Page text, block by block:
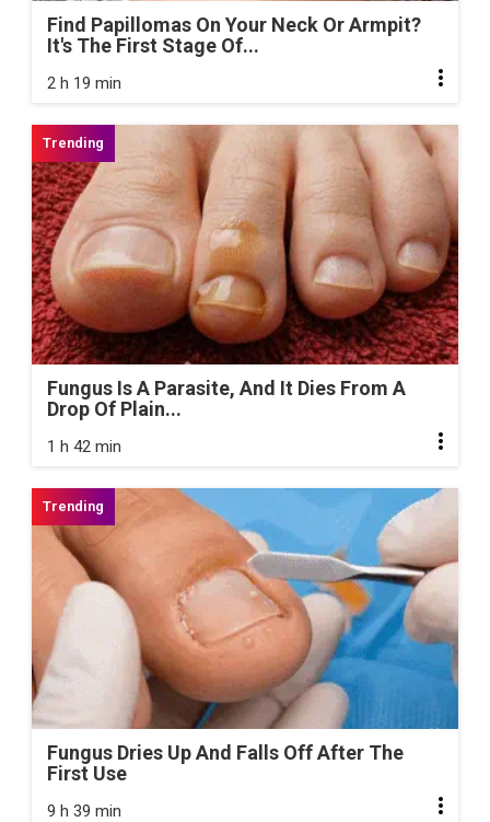
Find Papillomas On Your Neck Or Armpit?
It's The First Stage Of...
2 h 19 min
Fungus Is A Parasite, And It Dies From A
Drop Of Plain...
1 h 42 min
Fungus Dries Up And Falls Off After The
First Use
9 h 39 min